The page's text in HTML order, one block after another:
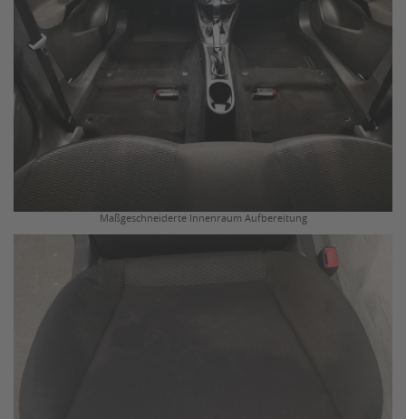
Maßgeschneiderte Innenraum Aufbereitung